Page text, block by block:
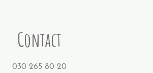
Contact
030 265 80 20